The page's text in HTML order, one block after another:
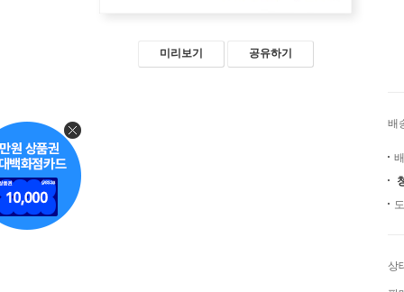
미리보기 공유하기
배
상